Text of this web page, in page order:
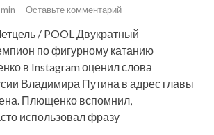
- Оставьте комментарий
/ POOL Двукратный
по фигурному катанию
в Instagram оценил слова
Владимира Путина в адрес главы
Плющенко вспомнил,
использовал фразу